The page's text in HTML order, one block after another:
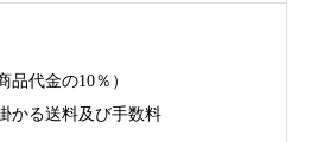
品代金の10％）
かる送料及び手数料